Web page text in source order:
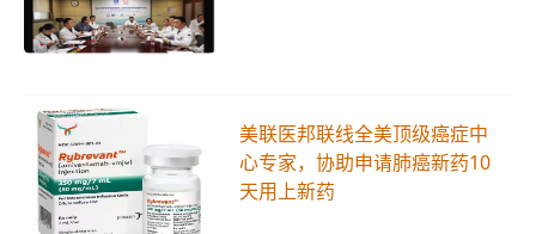
美联医邦联线全美顶级癌症中
心专家，协助申请肺癌新药10
天用上新药